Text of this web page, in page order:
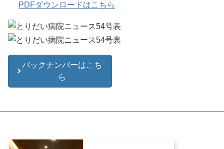
PDFダウンロードはこちら
バックナンバーはこち
ら